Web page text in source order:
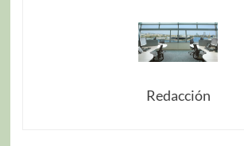
Redacción